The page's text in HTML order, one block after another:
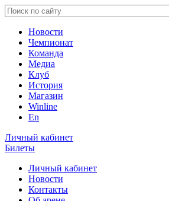
Новости
Чемпионат
Команда
Медиа
Клуб
История
Магазин
Winline
En
Личный кабинет
Билеты
Личный кабинет
Новости
Контакты